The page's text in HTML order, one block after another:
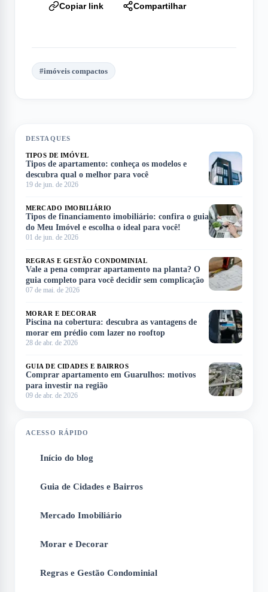
Copiar link Compartilhar
#imóveis compactos
DESTAQUES
TIPOS DE IMÓVEL
Tipos de apartamento: conheça os modelos e
descubra qual o melhor para você
19 de jun. de 2026
MERCADO IMOBILIÁRIO
Tipos de financiamento imobiliário: confira o guia
do Meu Imóvel e escolha o ideal para você!
01 de jun. de 2026
REGRAS E GESTÃO CONDOMINIAL
Vale a pena comprar apartamento na planta? O
guia completo para você decidir sem complicação
07 de mai. de 2026
MORAR E DECORAR
Piscina na cobertura: descubra as vantagens de
morar em prédio com lazer no rooftop
28 de abr. de 2026
GUIA DE CIDADES E BAIRROS
Comprar apartamento em Guarulhos: motivos
para investir na região
09 de abr. de 2026
ACESSO RÁPIDO
Início do blog
Guia de Cidades e Bairros
Mercado Imobiliário
Morar e Decorar
Regras e Gestão Condominial